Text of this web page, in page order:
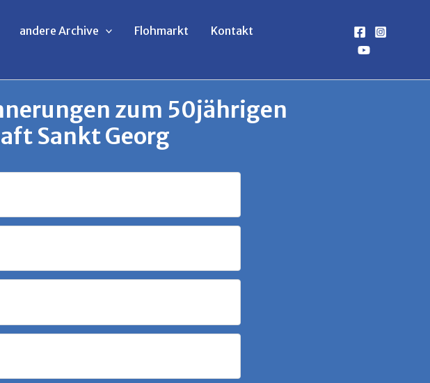
andere Archive Flohmarkt
Kontakt
zum 50jährigen
Sankt Georg